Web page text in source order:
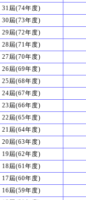
31屆(74年度)
30屆(73年度)
29屆(72年度)
28屆(71年度)
27屆(70年度)
26屆(69年度)
25屆(68年度)
24屆(67年度)
23屆(66年度)
22屆(65年度)
21屆(64年度)
20屆(63年度)
19屆(62年度)
18屆(61年度)
17屆(60年度)
16屆(59年度)